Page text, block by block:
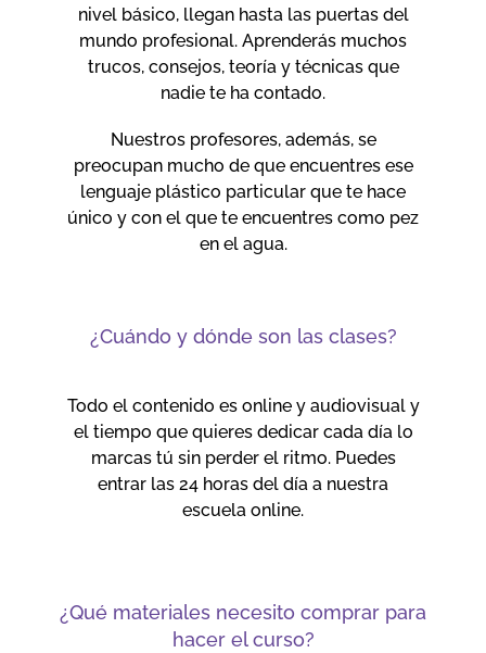
nivel básico, llegan hasta las puertas del
mundo profesional. Aprenderás muchos
trucos, consejos, teoría y técnicas que
nadie te ha contado.
Nuestros profesores, además, se
preocupan mucho de que encuentres ese
lenguaje plástico particular que te hace
único y con el que te encuentres como pez
en el agua.
¿Cuándo y dónde son las clases?
Todo el contenido es online y audiovisual y
el tiempo que quieres dedicar cada día lo
marcas tú sin perder el ritmo. Puedes
entrar las 24 horas del día a nuestra
escuela online.
¿Qué materiales necesito comprar para
hacer el curso?